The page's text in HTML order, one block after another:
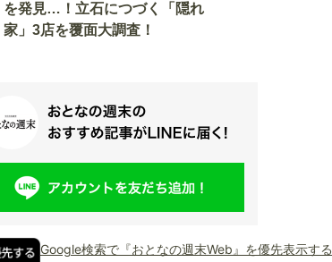
を発見…！立石につづく「隠れ
家」3店を覆面大調査！
Google検索で『おとなの週末Web』を優先表示する